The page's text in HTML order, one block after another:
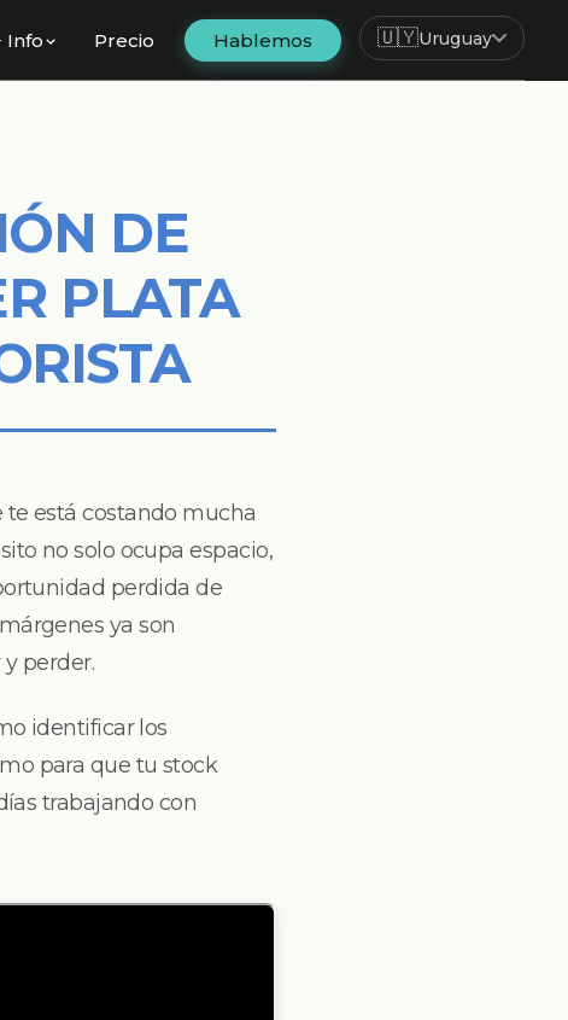
Info Precio Hablemos 🇺🇾Uruguay
DE
PLATA
está costando mucha
no solo ocupa espacio,
perdida de
ya son
perder.
identificar los
para que tu stock
trabajando con